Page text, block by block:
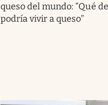
queso del mundo: “Qué
podría vivir a queso”